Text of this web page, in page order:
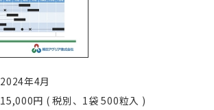
年4月
円 ( 税別、1袋 500粒入 )